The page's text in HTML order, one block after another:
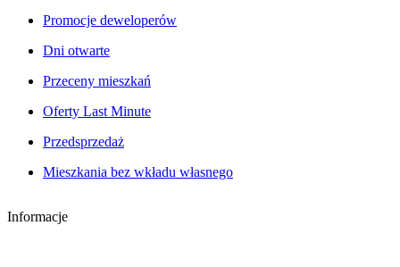
Promocje deweloperów
Dni otwarte
Przeceny mieszkań
Oferty Last Minute
Przedsprzedaż
Mieszkania bez wkładu własnego
Informacje